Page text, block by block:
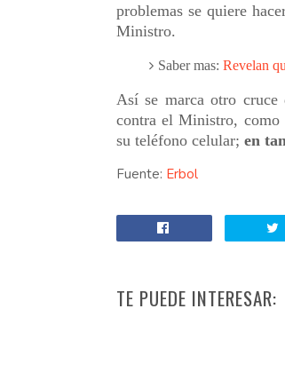
problemas se quiere
Ministro.
Saber mas: Revelan
Así se marca otro cruce
contra el Ministro, como
su teléfono celular; en
Fuente: Erbol
TE PUEDE INTERESAR: